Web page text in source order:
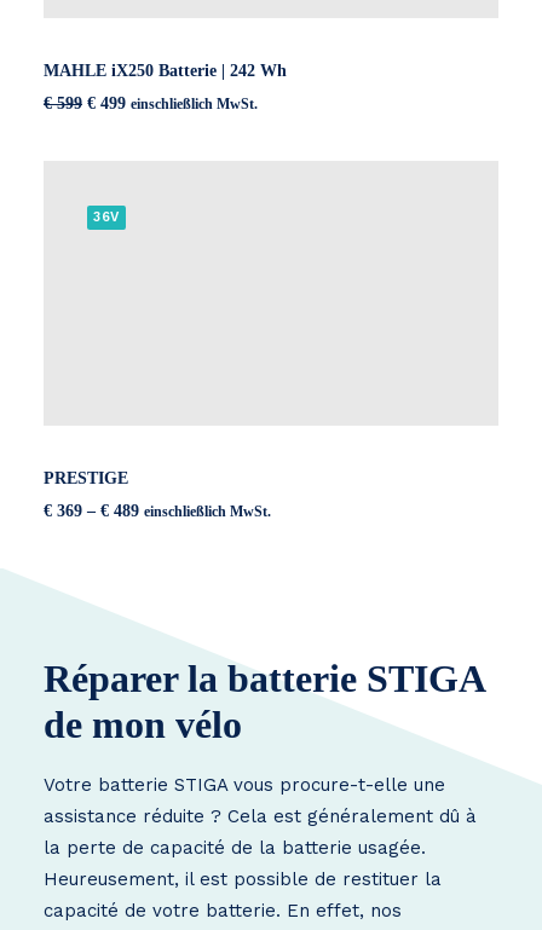
MAHLE iX250 Batterie | 242 Wh
€599 Ursprünglicher
€ 499Aktueller
einschließlich MwSt.
36V
PRESTIGE
€ 369 – € 489Preisspanne:
einschließlich MwSt.
Réparer la batterie STIGA
de mon vélo
Votre batterie STIGA vous procure-t-elle une
assistance réduite ? Cela est généralement dû à
la perte de capacité de la batterie usagée.
Heureusement, il est possible de restituer la
capacité de votre batterie. En effet, nos